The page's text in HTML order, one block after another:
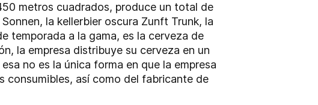
metros cuadrados, produce un total de
la kellerbier oscura Zunft Trunk, la
temporada a la gama, es la cerveza de
la empresa distribuye su cerveza en un
no es la única forma en que la empresa
consumibles, así como del fabricante de